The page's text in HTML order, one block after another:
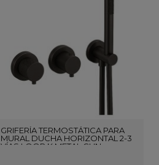
GRIFERÍA TERMOSTÁTICA PARA
MURAL DUCHA HORIZONTAL 2-3
VÍAS LOOP K METAL GUN